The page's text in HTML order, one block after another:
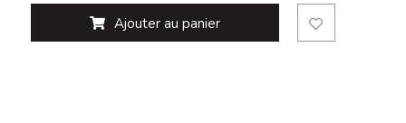
Ajouter au panier